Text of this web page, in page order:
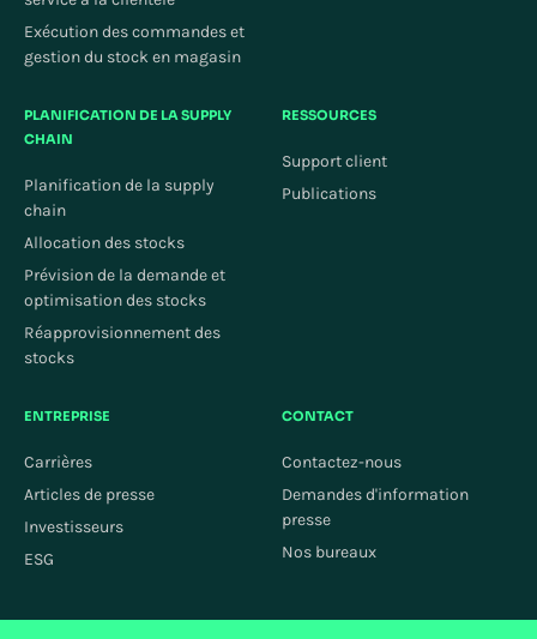
Exécution des commandes et
gestion du stock en magasin
PLANIFICATION DE LA SUPPLY
CHAIN
Planification de la supply
chain
Allocation des stocks
Prévision de la demande et
optimisation des stocks
Réapprovisionnement des
stocks
RESSOURCES
Support client
Publications
ENTREPRISE
Carrières
Articles de presse
Investisseurs
ESG
CONTACT
Contactez-nous
Demandes d'information
presse
Nos bureaux